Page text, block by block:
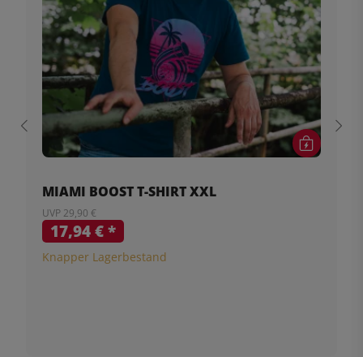
MIAMI BOOST T-SHIRT XXL
UVP 29,90 €
17,94 €*
Knapper Lagerbestand